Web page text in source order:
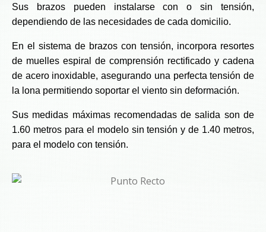
Sus brazos pueden instalarse con o sin tensión,
dependiendo de las necesidades de cada domicilio.
En el sistema de brazos con tensión, incorpora resortes
de muelles espiral de comprensión rectificado y cadena
de acero inoxidable, asegurando una perfecta tensión de
la lona permitiendo soportar el viento sin deformación.
Sus medidas máximas recomendadas de salida son de
1.60 metros para el modelo sin tensión y de 1.40 metros,
para el modelo con tensión.